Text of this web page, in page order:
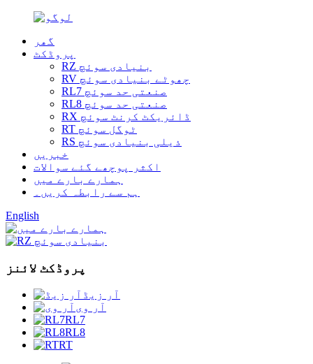
گھر
پروڈکٹ
RZ بنیادی سوئچ
RV چھوٹے بنیادی سوئچ
RL7 صنعتی حد سوئچ
RL8 صنعتی حد سوئچ
RX ڈائریکٹ کرنٹ سوئچ
RT ٹوگل سوئچ
RS ذیلی بنیادی سوئچ
خبریں
اکثر پوچھے گئے سوالات
ہمارے بارے میں
ہم سے رابطہ کریں۔
English
پروڈکٹ لائنز
آر زیڈ
آر وی
RL7
RL8
RT